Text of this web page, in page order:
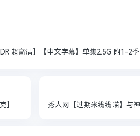
超高清】【中文字幕】单集2.5G 附1-2季
]